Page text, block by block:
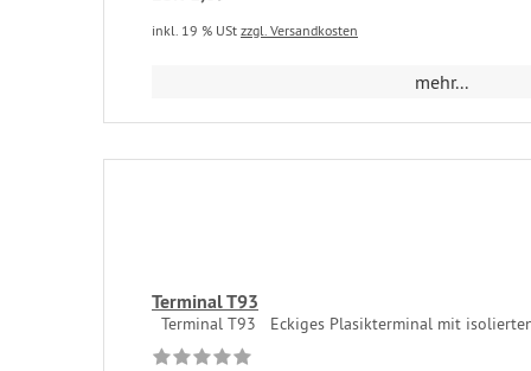
inkl. 19 % USt zzgl. Versandkosten
mehr...
Terminal T93
Terminal T93 Eckiges Plasikterminal mit